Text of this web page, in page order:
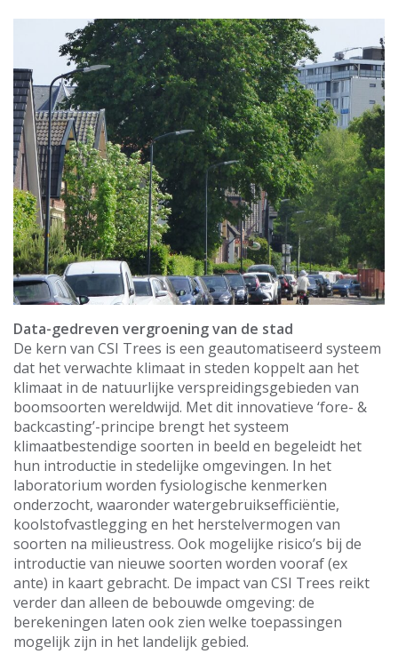
Data-gedreven vergroening van de stad
De kern van CSI Trees is een geautomatiseerd systeem
dat het verwachte klimaat in steden koppelt aan het
klimaat in de natuurlijke verspreidingsgebieden van
boomsoorten wereldwijd. Met dit innovatieve ‘fore- &
backcasting’-principe brengt het systeem
klimaatbestendige soorten in beeld en begeleidt het
hun introductie in stedelijke omgevingen. In het
laboratorium worden fysiologische kenmerken
onderzocht, waaronder watergebruiksefficiëntie,
koolstofvastlegging en het herstelvermogen van
soorten na milieustress. Ook mogelijke risico’s bij de
introductie van nieuwe soorten worden vooraf (ex
ante) in kaart gebracht. De impact van CSI Trees reikt
verder dan alleen de bebouwde omgeving: de
berekeningen laten ook zien welke toepassingen
mogelijk zijn in het landelijk gebied.